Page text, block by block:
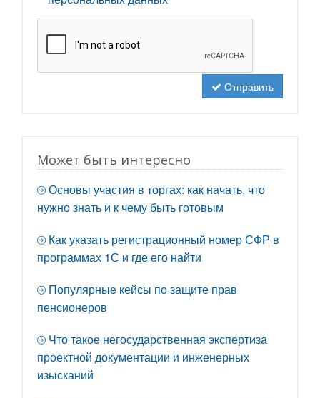
Отправить
Может быть интересно
Основы участия в торгах: как начать, что
нужно знать и к чему быть готовым
Как указать регистрационный номер СФР в
программах 1С и где его найти
Популярные кейсы по защите прав
пенсионеров
Что такое негосударственная экспертиза
проектной документации и инженерных
изысканий